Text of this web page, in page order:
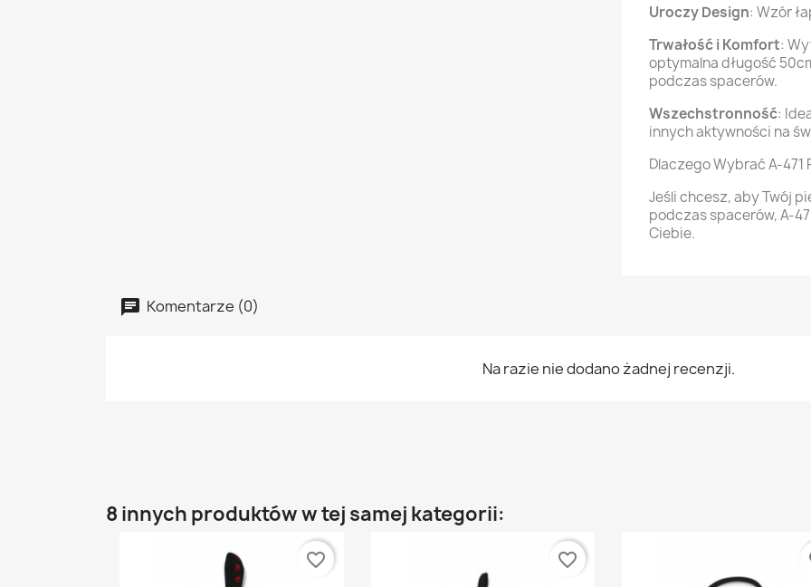
Uroczy Design: Wzór
Trwałość i Komfort:
optymalna długość
podczas spacerów.
Wszechstronność:
innych aktywności na
Dlaczego Wybrać A-471
Jeśli chcesz, aby Twój
podczas spacerów, A-
Ciebie.
Komentarze (0)
Na razie nie dodano żadnej recenzji.
8 innych produktów w tej samej kategorii:
favorite_border favorite_border